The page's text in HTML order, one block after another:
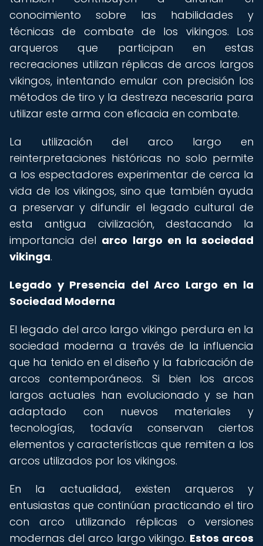
conocimiento sobre las habilidades y
técnicas de combate de los vikingos. Los
arqueros que participan en estas
recreaciones utilizan réplicas de arcos largos
vikingos, intentando emular con precisión los
métodos de tiro y la destreza necesaria para
utilizar este arma con eficacia en combate.
La utilización del arco largo en
reinterpretaciones históricas no solo permite
a los espectadores experimentar de cerca la
vida de los vikingos, sino que también ayuda
a preservar y difundir el legado cultural de
esta antigua civilización, destacando la
importancia del arco largo en la sociedad
vikinga.
Legado y Presencia del Arco Largo en la
Sociedad Moderna
El legado del arco largo vikingo perdura en la
sociedad moderna a través de la influencia
que ha tenido en el diseño y la fabricación de
arcos contemporáneos. Si bien los arcos
largos actuales han evolucionado y se han
adaptado con nuevos materiales y
tecnologías, todavía conservan ciertos
elementos y características que remiten a los
arcos utilizados por los vikingos.
En la actualidad, existen arqueros y
entusiastas que continúan practicando el tiro
con arco utilizando réplicas o versiones
modernas del arco largo vikingo. Estos arcos